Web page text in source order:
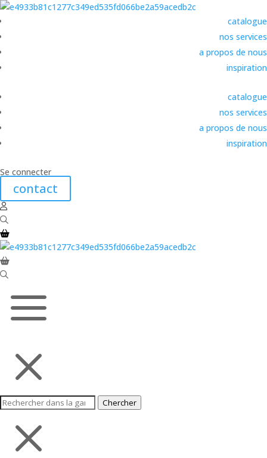
catalogue
nos services
a propos de nous
inspiration
catalogue
nos services
a propos de nous
inspiration
Se connecter
contact
a
M
Chercher
M